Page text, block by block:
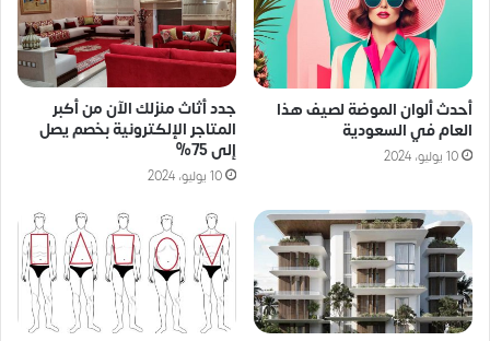
أحدث ألوان الموضة لصيف هذا
العام في السعودية
10 يوليو، 2024
جدد أثاث منزلك الآن من أكبر
المتاجر الإلكترونية بخصم يصل
إلى 75%
10 يوليو، 2024